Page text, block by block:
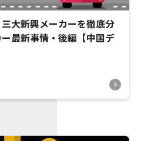
大新興メーカーを徹底分
最新事情・後編【中国デ